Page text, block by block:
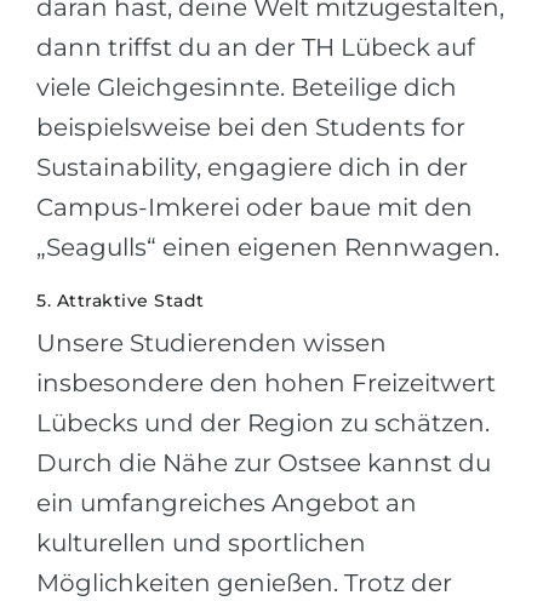
daran hast, deine Welt mitzugestalten,
dann triffst du an der TH Lübeck auf
viele Gleichgesinnte. Beteilige dich
beispielsweise bei den Students for
Sustainability, engagiere dich in der
Campus-Imkerei oder baue mit den
„Seagulls“ einen eigenen Rennwagen.
5. Attraktive Stadt
Unsere Studierenden wissen
insbesondere den hohen Freizeitwert
Lübecks und der Region zu schätzen.
Durch die Nähe zur Ostsee kannst du
ein umfangreiches Angebot an
kulturellen und sportlichen
Möglichkeiten genießen. Trotz der